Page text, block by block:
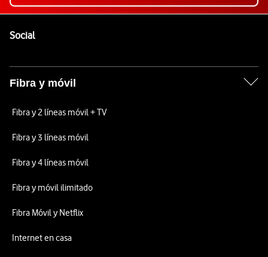
SocialEnlaces a las redes sociales de Vodafone
Fibra y móvil
Fibra y 2 líneas móvil + TV
Fibra y 3 líneas móvil
Fibra y 4 líneas móvil
Fibra y móvil ilimitado
Fibra Móvil y Netflix
Internet en casa